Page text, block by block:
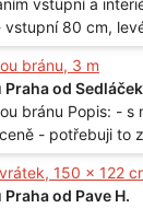
- Praha
vstupní 80 cm,
80 cm, pravé, 3
bránu, 3 m
od Sedláček
- možná i s
- potřebuji to
150 x 122
od Pave H.